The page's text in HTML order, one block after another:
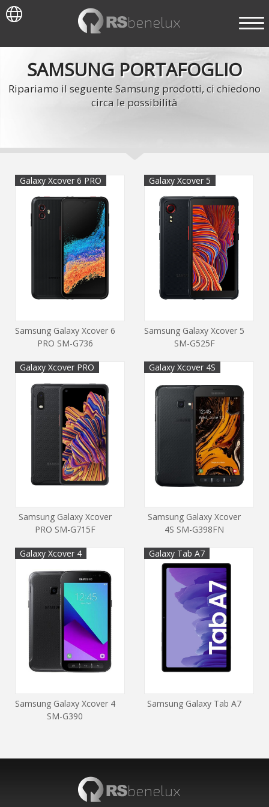
SAMSUNG PORTAFOGLIO
Ripariamo il seguente Samsung prodotti, ci chiedono
circa le possibilità
Galaxy Xcover 6 PRO
Samsung Galaxy Xcover 6
PRO SM-G736
Galaxy Xcover 5
Samsung Galaxy Xcover 5
SM-G525F
Galaxy Xcover PRO
Samsung Galaxy Xcover
PRO SM-G715F
Galaxy Xcover 4S
Samsung Galaxy Xcover
4S SM-G398FN
Galaxy Xcover 4
Samsung Galaxy Xcover 4
SM-G390
Galaxy Tab A7
Samsung Galaxy Tab A7